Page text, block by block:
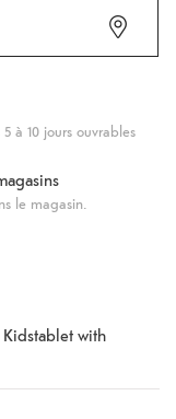
à 10 jours ouvrables
le magasin.
Kidstablet with